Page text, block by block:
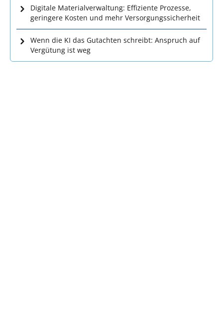
Digitale Materialverwaltung: Effiziente Prozesse,
geringere Kosten und mehr Versorgungssicherheit
Wenn die KI das Gutachten schreibt: Anspruch auf
Vergütung ist weg